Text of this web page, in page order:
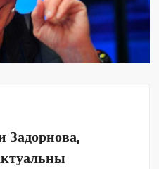
Задорнова,